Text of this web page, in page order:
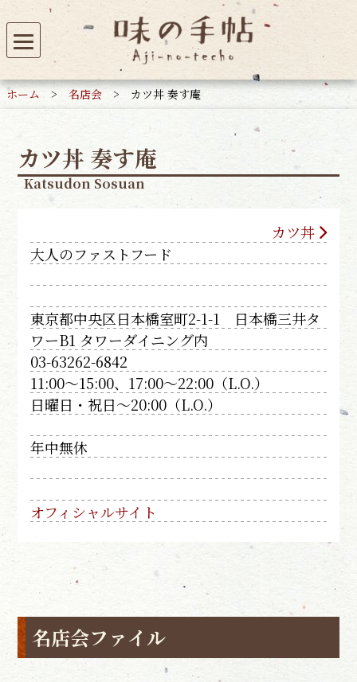
ホーム > 名店会 > カツ丼 奏す庵
カツ丼 奏す庵
Katsudon Sosuan
カツ丼
大人のファストフード
東京都中央区日本橋室町2-1-1 日本橋三井タ
ワーB1 タワーダイニング内
03-63262-6842
11:00～15:00、17:00～22:00（L.O.）
日曜日・祝日～20:00（L.O.）
年中無休
オフィシャルサイト
名店会ファイル